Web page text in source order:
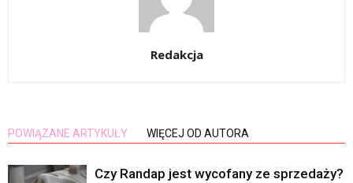
Redakcja
POWIĄZANE ARTYKUŁY WIĘCEJ OD AUTORA
Czy Randap jest wycofany ze sprzedaży?